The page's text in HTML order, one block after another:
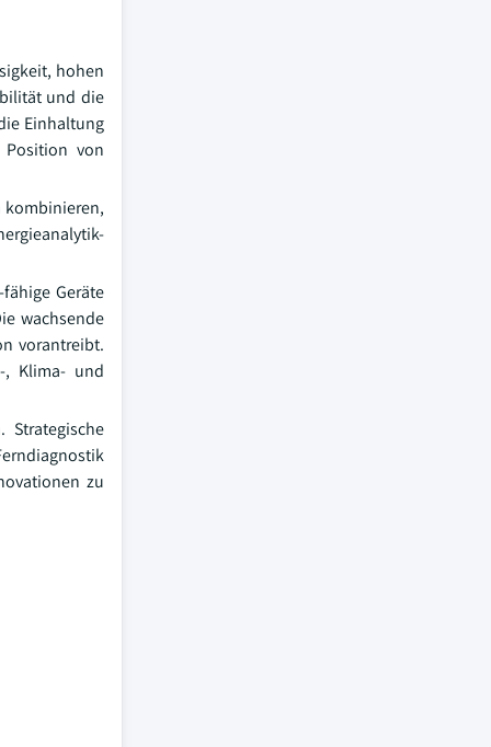
hohen
und die
Einhaltung
von
kombinieren,
Geräte
wachsende
vorantreibt.
, Klima- und
zu